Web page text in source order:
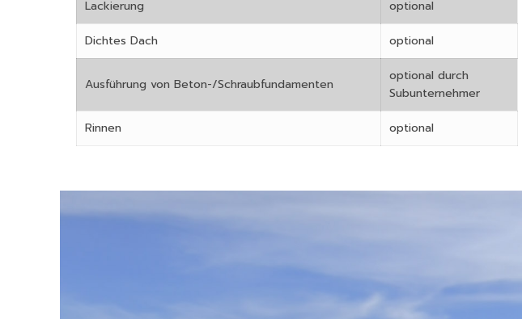
Lackierung optional
Dichtes Dach optional
Ausführung von Beton-/Schraubfundamenten
optional durch
Subunternehmer
Rinnen optional